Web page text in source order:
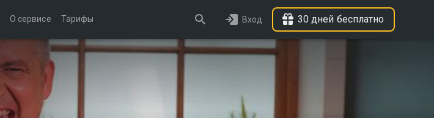
О сервисе Тарифы Вход 30 дней бесплатно